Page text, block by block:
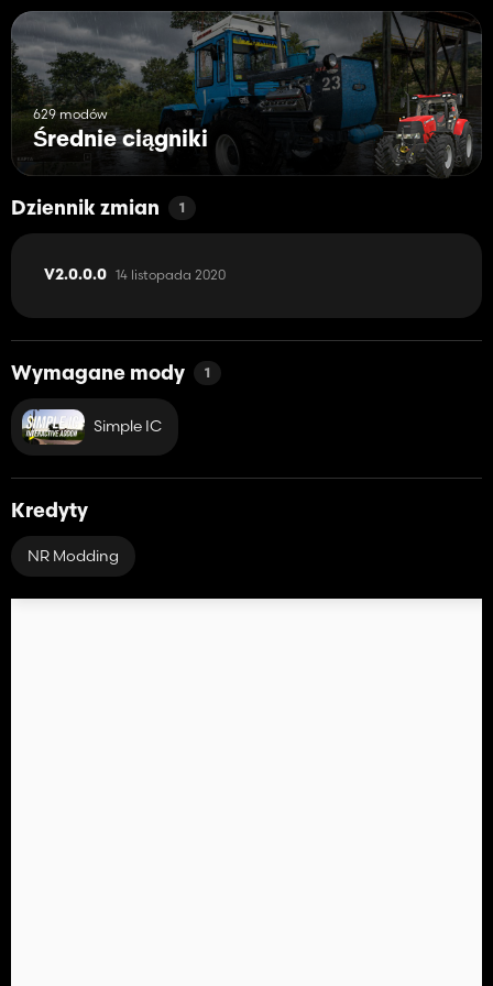
629 modów
Średnie ciągniki
Dziennik zmian 1
V2.0.0.0 14 listopada 2020
Wymagane mody 1
Simple IC
Kredyty
NR Modding